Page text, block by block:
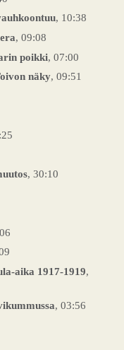
, 10:38
, 09:08
poikki, 07:00
näky, 09:51
, 30:10
aika 1917-1919,
, 03:56